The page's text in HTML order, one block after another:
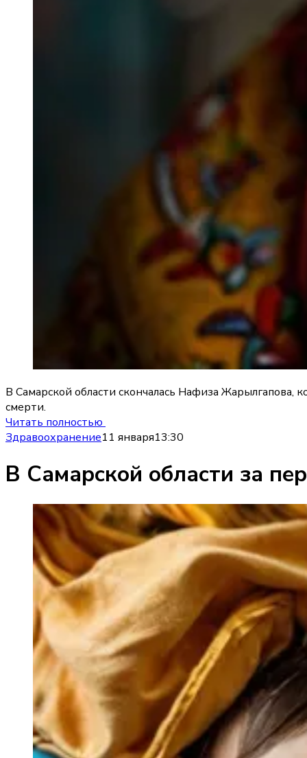
В Самарской области скончалась Нафиза Жарылгапова,
смерти.
Читать полностью
Здравоохранение11 января13:30
В Самарской области за